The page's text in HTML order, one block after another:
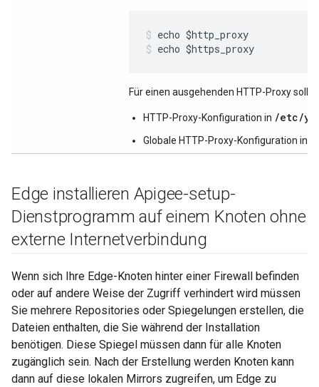
echo $https_proxy
Für einen ausgehenden HTTP-Proxy
HTTP-Proxy-Konfiguration in /etc/
Globale HTTP-Proxy-Konfiguration in
Edge installieren Apigee-setup-
Dienstprogramm auf einem Knoten ohne
externe Internetverbindung
Wenn sich Ihre Edge-Knoten hinter einer Firewall befinden
oder auf andere Weise der Zugriff verhindert wird müssen
Sie mehrere Repositories oder Spiegelungen erstellen, die
Dateien enthalten, die Sie während der Installation
benötigen. Diese Spiegel müssen dann für alle Knoten
zugänglich sein. Nach der Erstellung werden Knoten kann
dann auf diese lokalen Mirrors zugreifen, um Edge zu